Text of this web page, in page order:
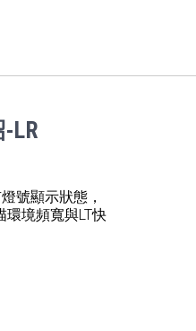
LR
號顯示狀態，
境頻寬與LT快